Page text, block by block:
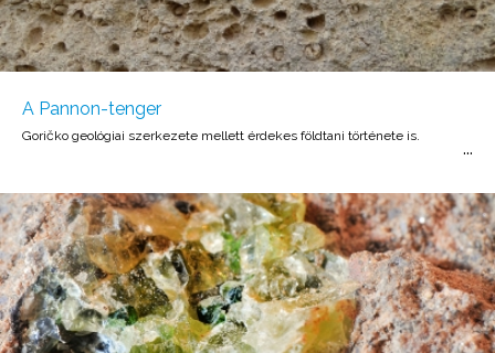
A Pannon-tenger
Goričko geológiai szerkezete mellett érdekes földtani története is.